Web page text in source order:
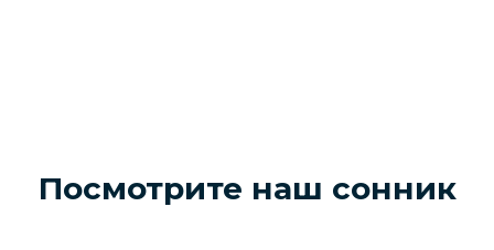
Посмотрите наш сонник